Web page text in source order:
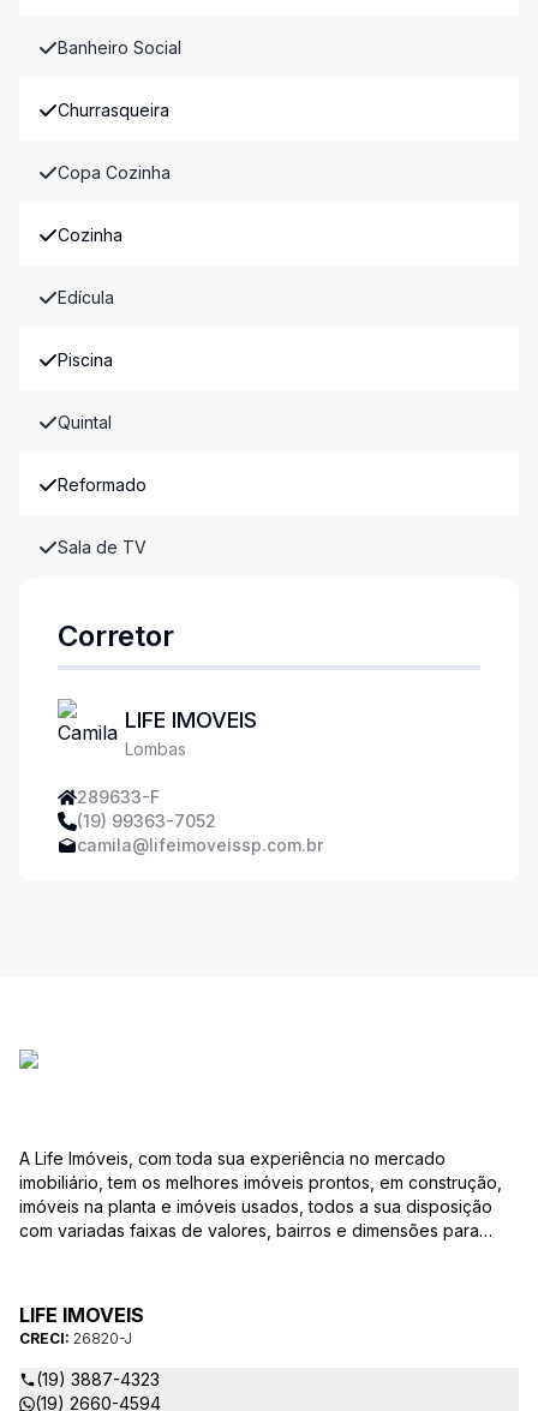
Banheiro Social
Churrasqueira
Copa Cozinha
Cozinha
Edícula
Piscina
Quintal
Reformado
Sala de TV
Corretor
LIFE IMOVEIS
Lombas
289633-F
(19) 99363-7052
camila@lifeimoveissp.com.br
A Life Imóveis, com toda sua experiência no mercado
imobiliário, tem os melhores imóveis prontos, em construção,
imóveis na planta e imóveis usados, todos a sua disposição
com variadas faixas de valores, bairros e dimensões para
as suas dúvidas sobre casas, apartamentos, terrenos, salas
comerciais e outros produtos imobiliários.
LIFE IMOVEIS
CRECI: 26820-J
(19) 3887-4323
(19) 2660-4594